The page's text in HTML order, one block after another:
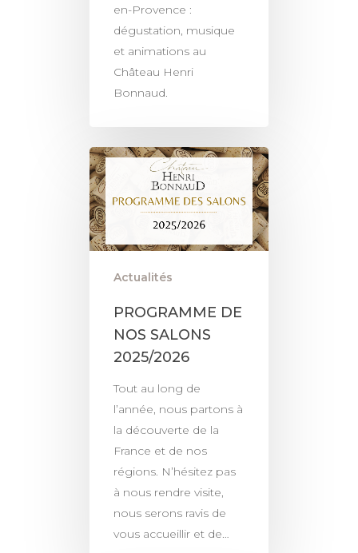
en-Provence :
dégustation, musique
et animations au
Château Henri
Bonnaud.
Actualités
PROGRAMME DE
NOS SALONS
2025/2026
Tout au long de
l’année, nous partons à
la découverte de la
France et de nos
régions. N’hésitez pas
à nous rendre visite,
nous serons ravis de
vous accueillir et de…